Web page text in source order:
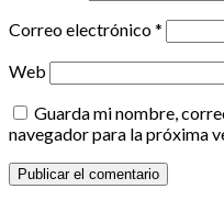
Correo electrónico*
Web
Guarda mi nombre,
navegador para la próxima